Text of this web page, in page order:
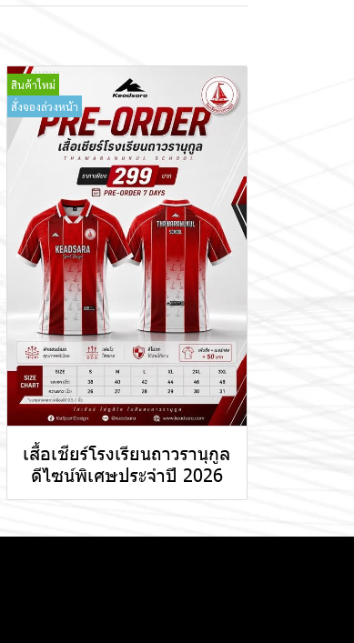
สินค้าใหม่
สั่งจองล่วงหน้า
เสื้อเชียร์โรงเรียนถาวรานุกูล
ดีไซน์พิเศษประจำปี 2026